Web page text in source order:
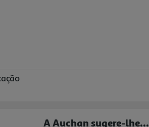
A Auchan sugere-lhe...